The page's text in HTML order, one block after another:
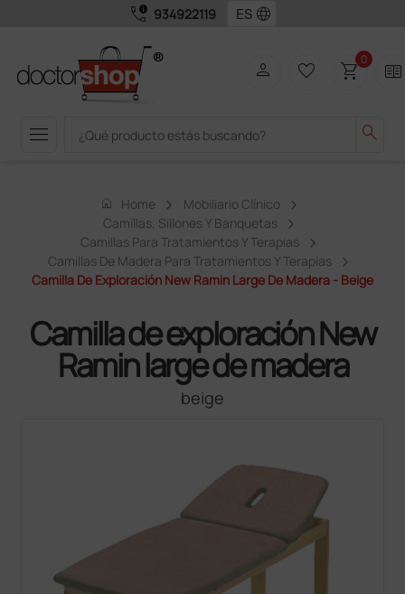
call_quality 934922119 language
menu search
person favorite_border shopping_cart0 two_pager
home Home
Mobiliario Clínico
Camillas, Sillones Y Banquetas
Camillas Para Tratamientos Y Terapias
Camillas De Madera Para Tratamientos Y Terapias
Camilla De Exploración New Ramin Large De Madera - Beige
Camilla de exploración New
Ramin large de madera
beige